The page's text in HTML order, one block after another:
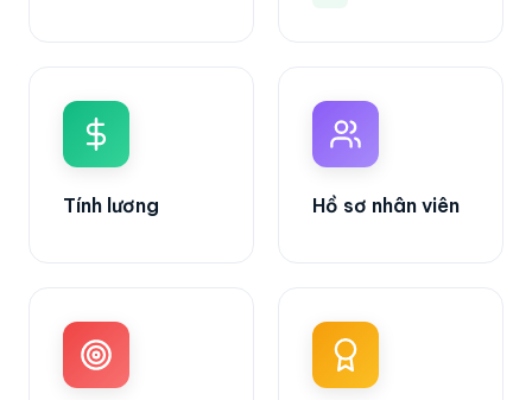
Tính lương Hồ sơ nhân viên